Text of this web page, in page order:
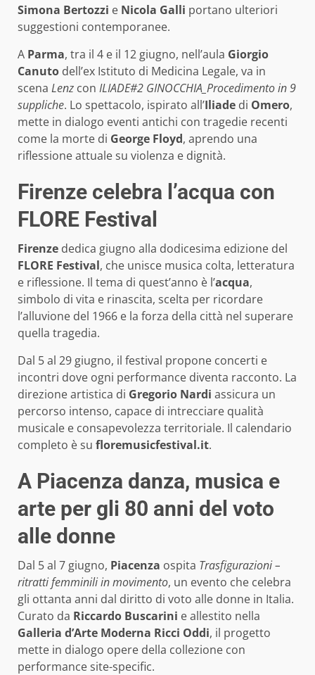
Simona Bertozzi e Nicola Galli portano ulteriori
suggestioni contemporanee.
A Parma, tra il 4 e il 12 giugno, nell’aula Giorgio
Canuto dell’ex Istituto di Medicina Legale, va in
scena Lenz con ILIADE#2 GINOCCHIA_Procedimento in 9
suppliche. Lo spettacolo, ispirato all’Iliade di Omero,
mette in dialogo eventi antichi con tragedie recenti
come la morte di George Floyd, aprendo una
riflessione attuale su violenza e dignità.
Firenze celebra l’acqua con
FLORE Festival
Firenze dedica giugno alla dodicesima edizione del
FLORE Festival, che unisce musica colta, letteratura
e riflessione. Il tema di quest’anno è l’acqua,
simbolo di vita e rinascita, scelta per ricordare
l’alluvione del 1966 e la forza della città nel superare
quella tragedia.
Dal 5 al 29 giugno, il festival propone concerti e
incontri dove ogni performance diventa racconto. La
direzione artistica di Gregorio Nardi assicura un
percorso intenso, capace di intrecciare qualità
musicale e consapevolezza territoriale. Il calendario
completo è su floremusicfestival.it.
A Piacenza danza, musica e
arte per gli 80 anni del voto
alle donne
Dal 5 al 7 giugno, Piacenza ospita Trasfigurazioni –
ritratti femminili in movimento, un evento che celebra
gli ottanta anni dal diritto di voto alle donne in Italia.
Curato da Riccardo Buscarini e allestito nella
Galleria d’Arte Moderna Ricci Oddi, il progetto
mette in dialogo opere della collezione con
performance site-specific.